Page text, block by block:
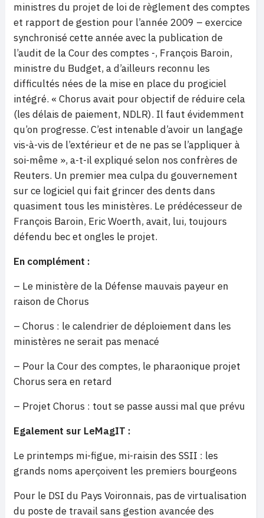
ministres du projet de loi de règlement des comptes
et rapport de gestion pour l’année 2009 – exercice
synchronisé cette année avec la publication de
l’audit de la Cour des comptes -, François Baroin,
ministre du Budget, a d’ailleurs reconnu les
difficultés nées de la mise en place du progiciel
intégré. « Chorus avait pour objectif de réduire cela
(les délais de paiement, NDLR). Il faut évidemment
qu’on progresse. C’est intenable d’avoir un langage
vis-à-vis de l’extérieur et de ne pas se l’appliquer à
soi-même », a-t-il expliqué selon nos confrères de
Reuters. Un premier mea culpa du gouvernement
sur ce logiciel qui fait grincer des dents dans
quasiment tous les ministères. Le prédécesseur de
François Baroin, Eric Woerth, avait, lui, toujours
défendu bec et ongles le projet.
En complément :
– Le ministère de la Défense mauvais payeur en
raison de Chorus
– Chorus : le calendrier de déploiement dans les
ministères ne serait pas menacé
– Pour la Cour des comptes, le pharaonique projet
Chorus sera en retard
– Projet Chorus : tout se passe aussi mal que prévu
Egalement sur LeMagIT :
Le printemps mi-figue, mi-raisin des SSII : les
grands noms aperçoivent les premiers bourgeons
Pour le DSI du Pays Voironnais, pas de virtualisation
du poste de travail sans gestion avancée des